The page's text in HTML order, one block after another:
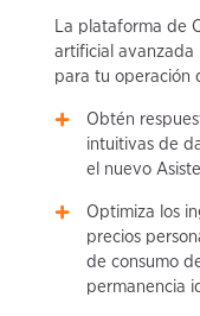
La plataforma de
artificial avanzada
para tu operación
Obtén
intuitivas de
el nuevo
Optimiza los
precios
de consumo
permanencia